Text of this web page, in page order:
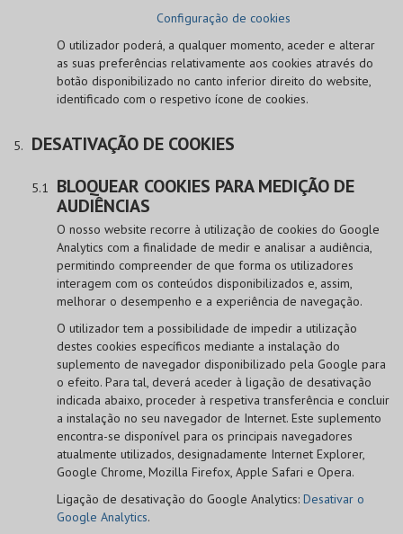
Configuração de cookies
O utilizador poderá, a qualquer momento, aceder e alterar
as suas preferências relativamente aos cookies através do
botão disponibilizado no canto inferior direito do website,
identificado com o respetivo ícone de cookies.
DESATIVAÇÃO DE COOKIES
BLOQUEAR COOKIES PARA MEDIÇÃO DE
AUDIÊNCIAS
O nosso website recorre à utilização de cookies do Google
Analytics com a finalidade de medir e analisar a audiência,
permitindo compreender de que forma os utilizadores
interagem com os conteúdos disponibilizados e, assim,
melhorar o desempenho e a experiência de navegação.
O utilizador tem a possibilidade de impedir a utilização
destes cookies específicos mediante a instalação do
suplemento de navegador disponibilizado pela Google para
o efeito. Para tal, deverá aceder à ligação de desativação
indicada abaixo, proceder à respetiva transferência e concluir
a instalação no seu navegador de Internet. Este suplemento
encontra-se disponível para os principais navegadores
atualmente utilizados, designadamente Internet Explorer,
Google Chrome, Mozilla Firefox, Apple Safari e Opera.
Ligação de desativação do Google Analytics: Desativar o
Google Analytics.